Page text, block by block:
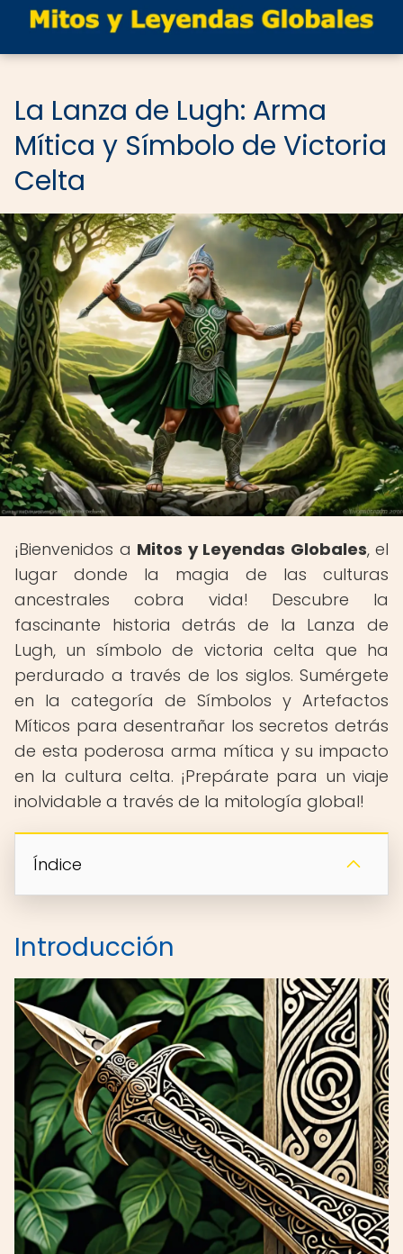
La Lanza de Lugh: Arma
Mítica y Símbolo de Victoria
Celta
¡Bienvenidos a Mitos y Leyendas Globales, el
lugar donde la magia de las culturas
ancestrales cobra vida! Descubre la
fascinante historia detrás de la Lanza de
Lugh, un símbolo de victoria celta que ha
perdurado a través de los siglos. Sumérgete
en la categoría de Símbolos y Artefactos
Míticos para desentrañar los secretos detrás
de esta poderosa arma mítica y su impacto
en la cultura celta. ¡Prepárate para un viaje
inolvidable a través de la mitología global!
Índice
Introducción